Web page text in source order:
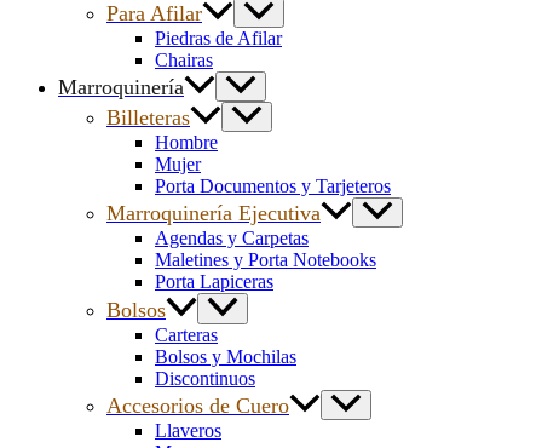
Para Afilar
Piedras de Afilar
Chairas
Marroquinería
Billeteras
Hombre
Mujer
Porta Documentos y Tarjeteros
Marroquinería Ejecutiva
Agendas y Carpetas
Maletines y Porta Notebooks
Porta Lapiceras
Bolsos
Carteras
Bolsos y Mochilas
Discontinuos
Accesorios de Cuero
Llaveros